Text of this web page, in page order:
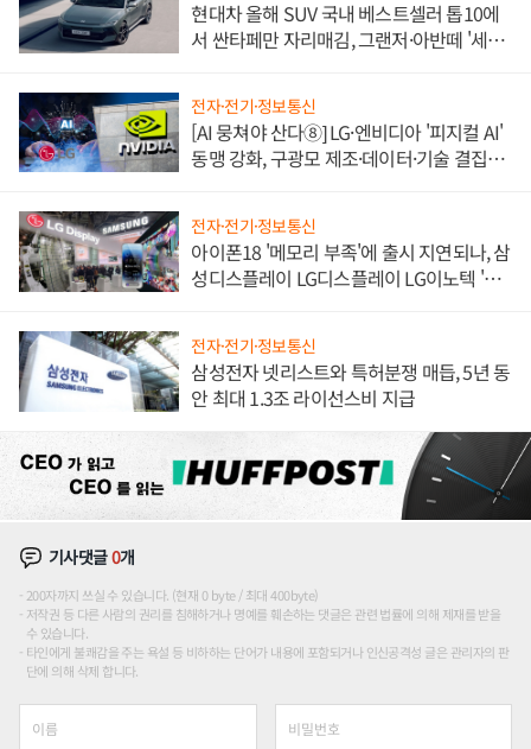
현대차 올해 SUV 국내 베스트셀러 톱10에
서 싼타페만 자리매김, 그랜저·아반떼 '세단
전자·전기·정보통신
[AI 뭉쳐야 산다⑧] LG·엔비디아 '피지컬 AI'
동맹 강화, 구광모 제조·데이터·기술 결집
전자·전기·정보통신
아이폰18 '메모리 부족'에 출시 지연되나, 삼
성디스플레이 LG디스플레이 LG이노텍 '탈
전자·전기·정보통신
삼성전자 넷리스트와 특허분쟁 매듭, 5년 동
안 최대 1.3조 라이선스비 지급
기사댓글0개
200자까지 쓰실 수 있습니다. (현재 0 byte / 최대 400byte)
저작권 등 다른 사람의 권리를 침해하거나 명예를 훼손하는 댓글은 관련 법률에 의해 제재를 받을
수 있습니다.
타인에게 불쾌감을 주는 욕설 등 비하하는 단어가 내용에 포함되거나 인신공격성 글은 관리자의 판
단에 의해 삭제 합니다.